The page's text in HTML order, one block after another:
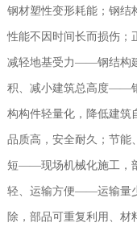
钢材塑性变形耗能；钢
性能不因时间长而损伤；
减轻地基受力——钢结构
积、减小建筑总高度——
构构件轻量化，降低建
品质高，安全耐久；节能
短——现场机械化施工，
轻、运输方便——运输量
除，部品可重复利用、